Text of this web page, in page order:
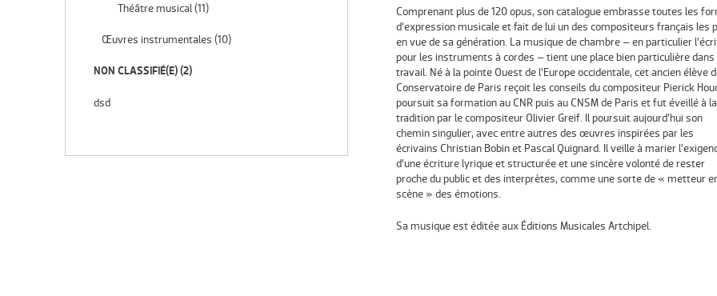
Comprenant plus de 120 opus, son catalogue embrasse toutes les
d’expression musicale et fait de lui un des compositeurs français les
en vue de sa génération. La musique de chambre – en particulier
pour les instruments à cordes – tient une place bien particulière dans
travail. Né à la pointe Ouest de l’Europe occidentale, cet ancien élève
Conservatoire de Paris reçoit les conseils du compositeur Pierick
poursuit sa formation au CNR puis au CNSM de Paris et fut éveillé à la
tradition par le compositeur Olivier Greif. Il poursuit aujourd’hui son
chemin singulier, avec entre autres des œuvres inspirées par les
écrivains Christian Bobin et Pascal Quignard. Il veille à marier
d’une écriture lyrique et structurée et une sincère volonté de rester
proche du public et des interprètes, comme une sorte de « metteur
scène » des émotions.
Sa musique est éditée aux Éditions Musicales Artchipel.
Théâtre musical(11)
Œuvres instrumentales (10)
NON CLASSIFIÉ(E)(2)
dsd